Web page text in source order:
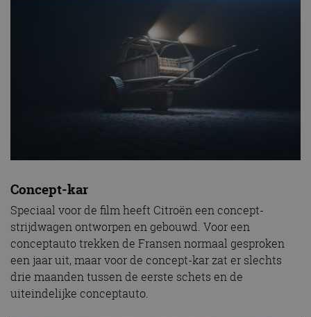
Concept-kar
Speciaal voor de film heeft Citroën een concept-
strijdwagen ontworpen en gebouwd. Voor een
conceptauto trekken de Fransen normaal gesproken
een jaar uit, maar voor de concept-kar zat er slechts
drie maanden tussen de eerste schets en de
uiteindelijke conceptauto.